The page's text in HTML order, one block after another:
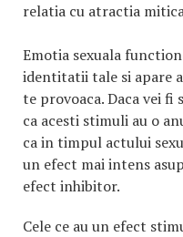
relatia cu atractia
Emotia sexuala
identitatii tale si apare
te provoaca. Daca vei fi
ca acesti stimuli au o
ca in timpul actului
un efect mai intens
efect inhibitor.
Cele ce au un efect